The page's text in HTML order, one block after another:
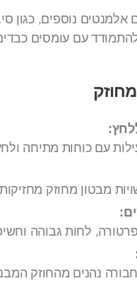
אלמנטים נוספים,
עם עומסים
עם כוחות מתיחה
מבטון מחוזק
לחות גבוהה
נהנים מהחוזק